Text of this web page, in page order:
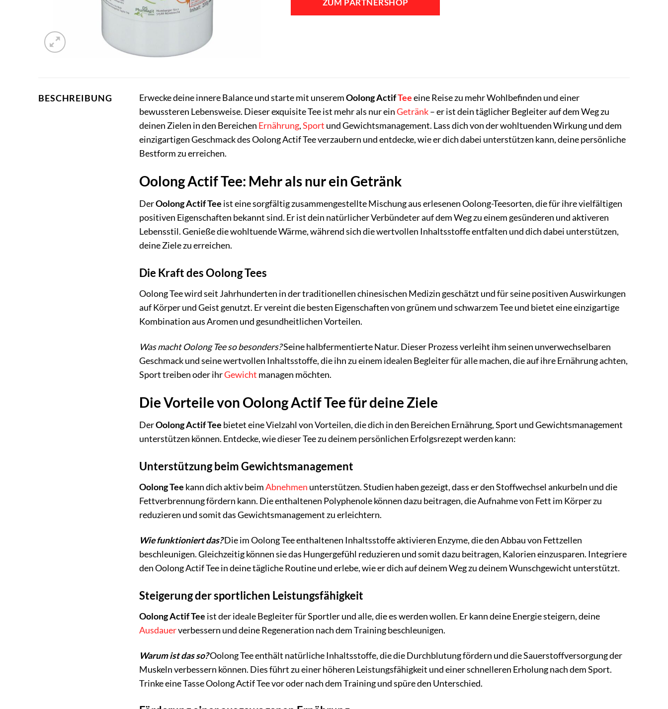
ZUM PARTNERSHOP
BESCHREIBUNG Erwecke deine innere Balance und starte mit unseremOolong ActifTeeeine Reise zu mehr Wohlbefinden und einer
bewussteren Lebensweise. Dieser exquisite Tee ist mehr als nur einGetränk– er ist dein täglicher Begleiter auf dem Weg zu
deinen Zielen in den Bereichen Ernährung,Sport und Gewichtsmanagement. Lass dich von der wohltuenden Wirkung und dem
einzigartigen Geschmack des Oolong Actif Tee verzaubern und entdecke, wie er dich dabei unterstützen kann, deine persönliche
Bestform zu erreichen.
Oolong Actif Tee: Mehr als nur ein Getränk
DerOolong Actif Tee ist eine sorgfältig zusammengestellte Mischung aus erlesenen Oolong-Teesorten, die für ihre vielfältigen
positiven Eigenschaften bekannt sind. Er ist dein natürlicher Verbündeter auf dem Weg zu einem gesünderen und aktiveren
Lebensstil. Genieße die wohltuende Wärme, während sich die wertvollen Inhaltsstoffe entfalten und dich dabei unterstützen,
deine Ziele zu erreichen.
Die Kraft des Oolong Tees
Oolong Tee wird seit Jahrhunderten in der traditionellen chinesischen Medizin geschätzt und für seine positiven Auswirkungen
auf Körper und Geist genutzt. Er vereint die besten Eigenschaften von grünem und schwarzem Tee und bietet eine einzigartige
Kombination aus Aromen und gesundheitlichen Vorteilen.
Was macht Oolong Tee so besonders?Seine halbfermentierte Natur. Dieser Prozess verleiht ihm seinen unverwechselbaren
Geschmack und seine wertvollen Inhaltsstoffe, die ihn zu einem idealen Begleiter für alle machen, die auf ihre Ernährung achten,
Sport treiben oder ihrGewicht managen möchten.
Die Vorteile von Oolong Actif Tee für deine Ziele
DerOolong Actif Tee bietet eine Vielzahl von Vorteilen, die dich in den Bereichen Ernährung, Sport und Gewichtsmanagement
unterstützen können. Entdecke, wie dieser Tee zu deinem persönlichen Erfolgsrezept werden kann:
Unterstützung beim Gewichtsmanagement
Oolong Tee kann dich aktiv beimAbnehmen unterstützen. Studien haben gezeigt, dass er den Stoffwechsel ankurbeln und die
Fettverbrennung fördern kann. Die enthaltenen Polyphenole können dazu beitragen, die Aufnahme von Fett im Körper zu
reduzieren und somit das Gewichtsmanagement zu erleichtern.
Wie funktioniert das?Die im Oolong Tee enthaltenen Inhaltsstoffe aktivieren Enzyme, die den Abbau von Fettzellen
beschleunigen. Gleichzeitig können sie das Hungergefühl reduzieren und somit dazu beitragen, Kalorien einzusparen. Integriere
den Oolong Actif Tee in deine tägliche Routine und erlebe, wie er dich auf deinem Weg zu deinem Wunschgewicht unterstützt.
Steigerung der sportlichen Leistungsfähigkeit
Oolong Actif Tee ist der ideale Begleiter für Sportler und alle, die es werden wollen. Er kann deine Energie steigern, deine
Ausdauerverbessern und deine Regeneration nach dem Training beschleunigen.
Warum ist das so?Oolong Tee enthält natürliche Inhaltsstoffe, die die Durchblutung fördern und die Sauerstoffversorgung der
Muskeln verbessern können. Dies führt zu einer höheren Leistungsfähigkeit und einer schnelleren Erholung nach dem Sport.
Trinke eine Tasse Oolong Actif Tee vor oder nach dem Training und spüre den Unterschied.